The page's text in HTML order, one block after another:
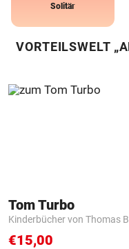
Solitär
VORTEILSWELT
Tom Turbo
Kinderbücher von Thomas
€15,00